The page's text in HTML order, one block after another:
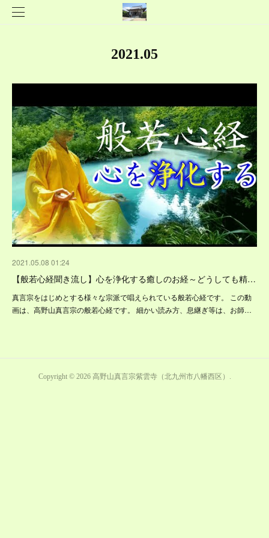
2021.05
2021.05.08 01:24
【般若心経聞き流し】心を浄化する癒しのお経～どうしても精…
真言宗をはじめとする様々な宗派で唱えられている般若心経です。 この動
画は、高野山真言宗の般若心経です。 細かい読み方、息継ぎ等は、お師…
Copyright © 2026 高野山真言宗紫雲寺（北九州市八幡西区） .